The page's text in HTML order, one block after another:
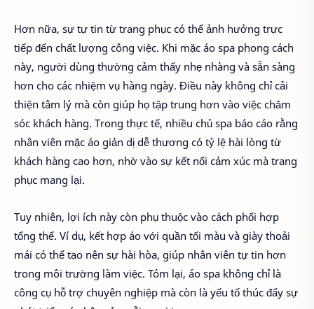
Hơn nữa, sự tự tin từ trang phục có thể ảnh hưởng trực
tiếp đến chất lượng công việc. Khi mặc áo spa phong cách
này, người dùng thường cảm thấy nhẹ nhàng và sẵn sàng
hơn cho các nhiệm vụ hàng ngày. Điều này không chỉ cải
thiện tâm lý mà còn giúp họ tập trung hơn vào việc chăm
sóc khách hàng. Trong thực tế, nhiều chủ spa báo cáo rằng
nhân viên mặc áo giản dị dễ thương có tỷ lệ hài lòng từ
khách hàng cao hơn, nhờ vào sự kết nối cảm xúc mà trang
phục mang lại.
Tuy nhiên, lợi ích này còn phụ thuộc vào cách phối hợp
tổng thể. Ví dụ, kết hợp áo với quần tối màu và giày thoải
mái có thể tạo nên sự hài hòa, giúp nhân viên tự tin hơn
trong môi trường làm việc. Tóm lại, áo spa không chỉ là
công cụ hỗ trợ chuyên nghiệp mà còn là yếu tố thúc đẩy sự